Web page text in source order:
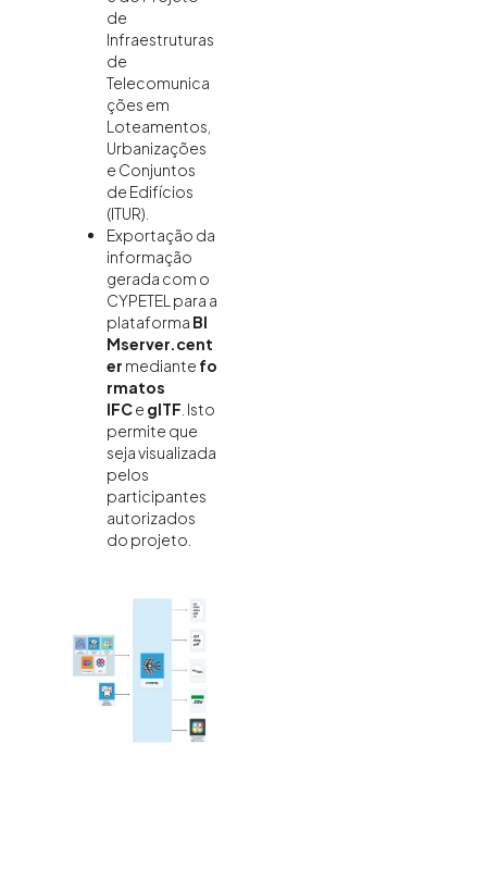
de
Infraestruturas
de
Telecomunica
ções em
Loteamentos,
Urbanizações
e Conjuntos
de Edifícios
(ITUR).
Exportação da
informação
gerada com o
CYPETEL para a
plataforma BI
Mserver.cent
er mediante fo
rmatos
IFCe glTF . Isto
permite que
seja visualizada
pelos
participantes
autorizados
do projeto.